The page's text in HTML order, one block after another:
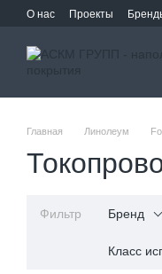
Перейти к основному
О нас Проекты
Главная Линолеум
Фильтр Бренд
Класс